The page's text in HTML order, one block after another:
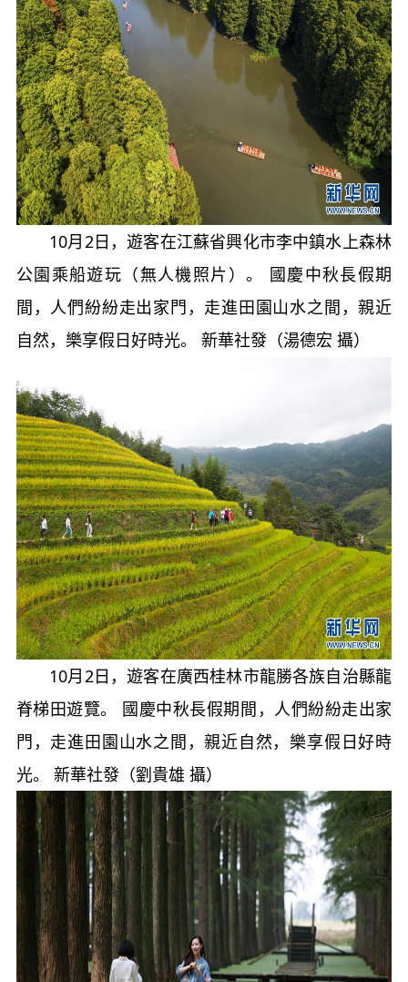
10月2日，遊客在江蘇省興化市李中鎮水上森林
公園乘船遊玩（無人機照片）。 國慶中秋長假期
間，人們紛紛走出家門，走進田園山水之間，親近
自然，樂享假日好時光。 新華社發（湯德宏 攝）
10月2日，遊客在廣西桂林市龍勝各族自治縣龍
脊梯田遊覽。 國慶中秋長假期間，人們紛紛走出家
門，走進田園山水之間，親近自然，樂享假日好時
光。 新華社發（劉貴雄 攝）